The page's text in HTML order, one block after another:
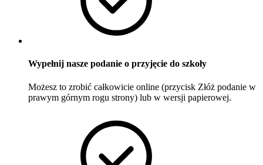
Wypełnij nasze podanie o przyjęcie do szkoły
Możesz to zrobić całkowicie online (przycisk Złóż podanie w
prawym górnym rogu strony) lub w wersji papierowej.